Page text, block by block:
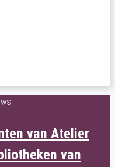
van Atelier
van